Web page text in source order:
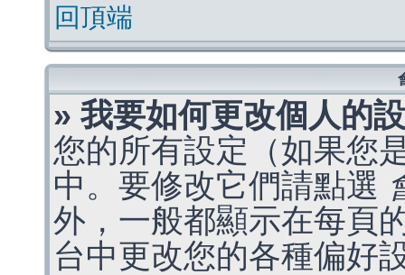
回頂端
» 我要如何更改個人的
您的所有設定（如果您
中。要修改它們請點選
外，一般都顯示在每頁
台中更改您的各種偏好